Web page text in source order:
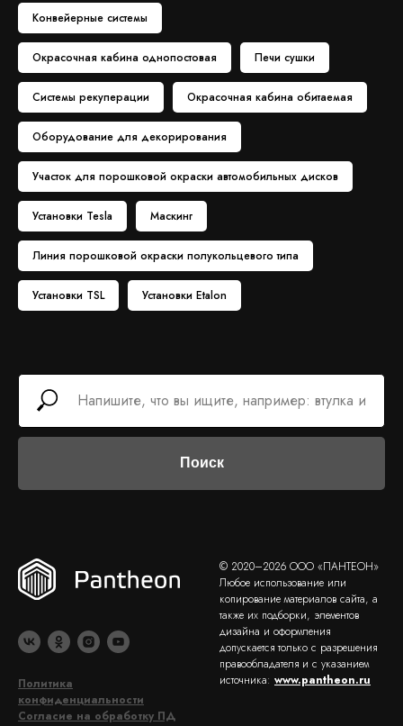
Конвейерные системы
Окрасочная кабина однопостовая Печи сушки
Системы рекуперации Окрасочная кабина обитаемая
Оборудование для декорирования
Участок для порошковой окраски автомобильных дисков
Установки Tesla Маскинг
Линия порошковой окраски полукольцевого типа
Установки TSL Установки Etalon
Поиск
Политика
конфиденциальности
Согласие на обработку ПД
© 2020–2026 ООО «ПАНТЕОН»
Любое использование или
копирование материалов сайта, а
также их подборки, элементов
дизайна и оформления
допускается только с разрешения
правообладателя и с указанием
источника: www.pantheon.ru